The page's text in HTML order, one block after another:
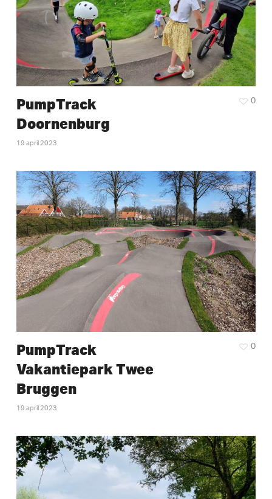
PumpTrack
Doornenburg
19 april 2023
0
PumpTrack
Vakantiepark Twee
Bruggen
19 april 2023
0